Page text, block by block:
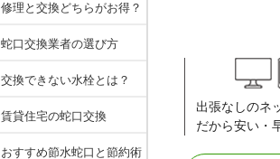
ライオ
ライオン
ライオン
出張なしのネ
だから安い・
修理と交換どちらがお得？
蛇口交換業者の選び方
交換できない水栓とは？
賃貸住宅の蛇口交換
おすすめ節水蛇口と節約術